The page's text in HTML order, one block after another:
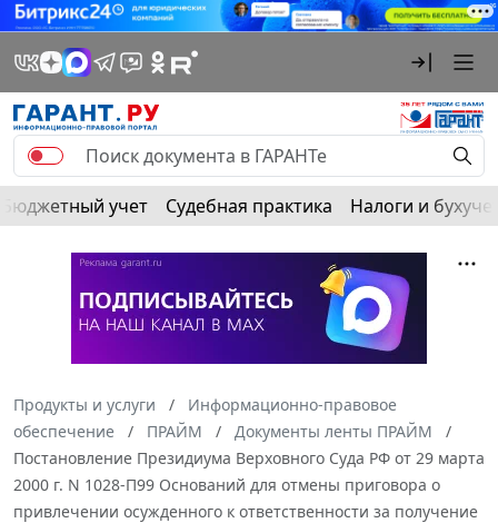
Бюджетный учет Судебная практика Налоги и
Продукты и услуги
Информационно-правовое
обеспечение
ПРАЙМ
Документы ленты ПРАЙМ
Постановление Президиума Верховного Суда РФ от 29 марта
2000 г. N 1028-П99 Оснований для отмены приговора о
привлечении осужденного к ответственности за получение